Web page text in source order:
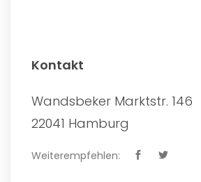
Kontakt
Wandsbeker Marktstr. 146
22041 Hamburg
Weiterempfehlen: